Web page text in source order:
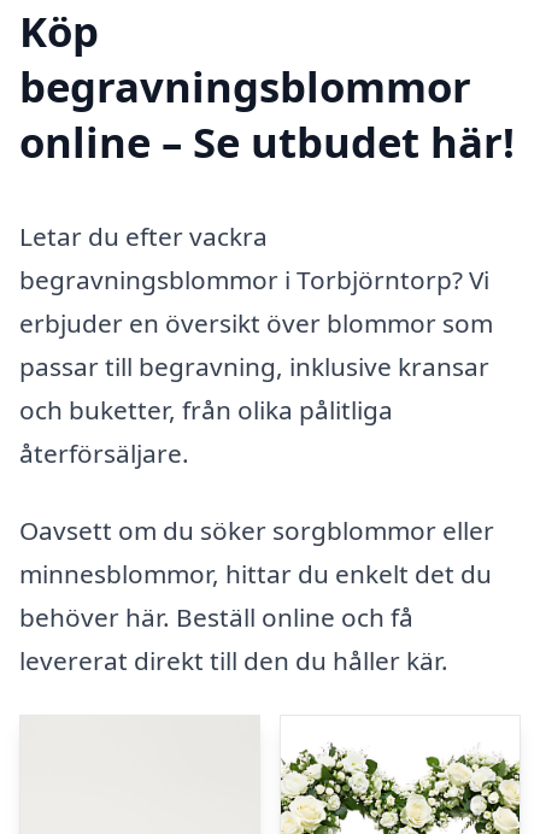
Köp
begravningsblommor
online – Se utbudet här!
Letar du efter vackra
begravningsblommor i Torbjörntorp? Vi
erbjuder en översikt över blommor som
passar till begravning, inklusive kransar
och buketter, från olika pålitliga
återförsäljare.
Oavsett om du söker sorgblommor eller
minnesblommor, hittar du enkelt det du
behöver här. Beställ online och få
levererat direkt till den du håller kär.